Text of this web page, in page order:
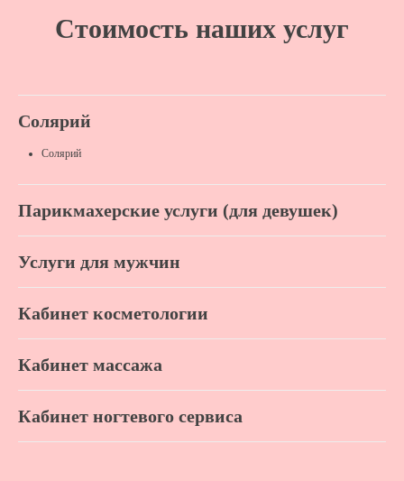
Стоимость наших услуг
Солярий
Солярий
Парикмахерские услуги (для девушек)
Услуги для мужчин
Кабинет косметологии
Кабинет массажа
Кабинет ногтевого сервиса